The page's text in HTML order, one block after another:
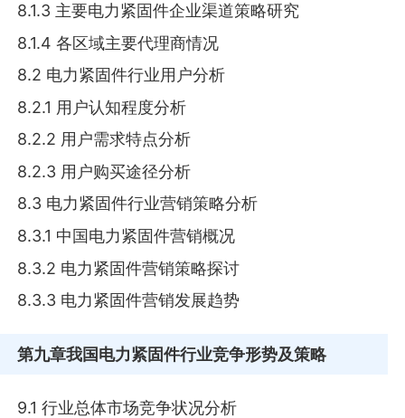
8.1.3 主要电力紧固件企业渠道策略研究
8.1.4 各区域主要代理商情况
8.2 电力紧固件行业用户分析
8.2.1 用户认知程度分析
8.2.2 用户需求特点分析
8.2.3 用户购买途径分析
8.3 电力紧固件行业营销策略分析
8.3.1 中国电力紧固件营销概况
8.3.2 电力紧固件营销策略探讨
8.3.3 电力紧固件营销发展趋势
第九章我国电力紧固件行业竞争形势及策略
9.1 行业总体市场竞争状况分析